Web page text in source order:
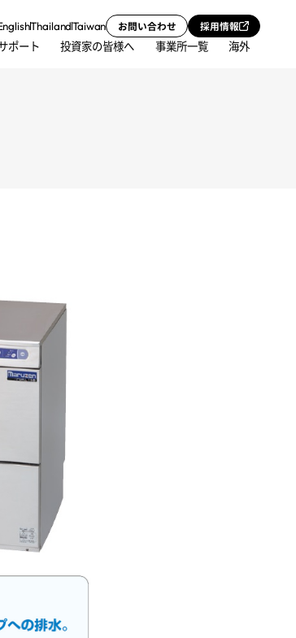
ポート 投資家の皆様へ 事業所一覧 海外
ThailandTaiwan お問い合わせ 採用情報